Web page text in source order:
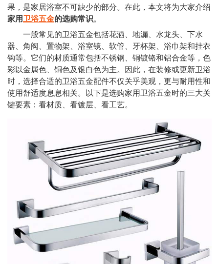
果，是家居浴室不可缺少的部分。在此，本文将为大家介绍
家用 卫浴五金的选购常识。
一般常见的卫浴五金包括花洒、地漏、水龙头、下水
器、角阀、置物架、浴室镜、软管、牙杯架、浴巾架和挂衣
钩等。它们的材质通常包括不锈钢、铜镀铬和铝合金等，色
彩以金属色、铜色及银白色为主。因此，在装修或更新卫浴
时，选择合适的卫浴五金配件不仅关乎美观，更与耐用性和
使用舒适度息息相关。以下是选购家用卫浴五金时的三大关
键要素：看材质、看镀层、看工艺。